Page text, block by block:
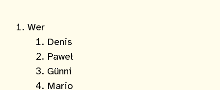
Wer
Denis
Paweł
Günni
Mario